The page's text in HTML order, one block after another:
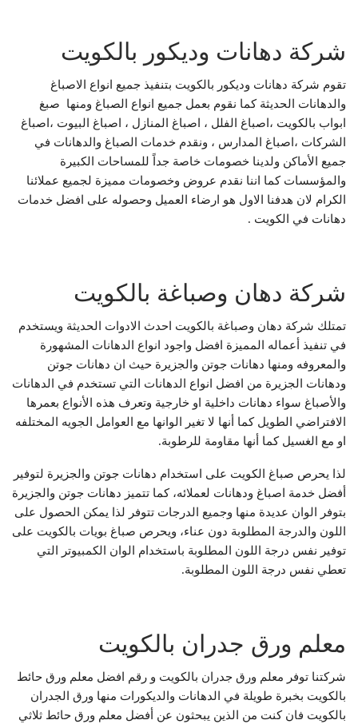
شركة دهانات وديكور بالكويت
تقوم شركة دهانات وديكور بالكويت بتنفيذ جميع انواع الاصباغ
والدهانات الحديثة كما نقوم بعمل جميع انواع الصباغ ومنها صبغ
ابواب بالكويت ،اصباغ الفلل ، اصباغ المنازل ، اصباغ البيوت ،اصباغ
الشركات ،اصباغ المدارس ، ونقدم خدمات الصباغ والدهانات في
جميع الأماكن ولدينا خصومات خاصة جداً للمساحات الكبيرة
والمؤسسات كما اننا نقدم عروض وخصومات مميزة لجميع عملائنا
الكرام لان هدفنا الاول هو ارضاء العميل وحصوله على افضل خدمات
دهانات في الكويت .
شركة دهان وصباغة بالكويت
تمتلك شركة دهان وصباغة بالكويت احدث الادوات الحديثة ويستخدم
في تنفيذ أعماله المميزة افضل واجود انواع الدهانات المشهورة
والمعروفه ومنها دهانات جوتن والجزيرة حيث ان دهانات جوتن
ودهانات الجزيرة من افضل انواع الدهانات التي تستخدم في الدهانات
والأصباغ سواء دهانات داخلية او خارجية وتعرف هذه الأنواع بعمرها
الافتراضي الطويل كما أنها لا تغير الوانها مع العوامل الجويه المختلفه
او مع الغسيل كما أنها مقاومة للرطوبة.
لذا يحرص صباغ الكويت على استخدام دهانات جوتن والجزيرة لتوفير
أفضل خدمة اصباغ ودهانات لعملائه، كما تتميز دهانات جوتن والجزيرة
بتوفر الوان عديدة منها وجميع الدرجات تتوفر لذا يمكن الحصول على
اللون والدرجة المطلوبة دون عناء، ويحرص صباغ بويات بالكويت على
توفير نفس درجة اللون المطلوبة باستخدام الوان الكمبيوتر التي
تعطي نفس درجة اللون المطلوبة.
معلم ورق جدران بالكويت
شركتنا توفر معلم ورق جدران بالكويت و رقم افضل معلم ورق حائط
بالكويت بخبرة طويلة في الدهانات والديكورات منها ورق الجدران
بالكويت فان كنت من الذين يبحثون عن أفضل معلم ورق حائط ثلاثي